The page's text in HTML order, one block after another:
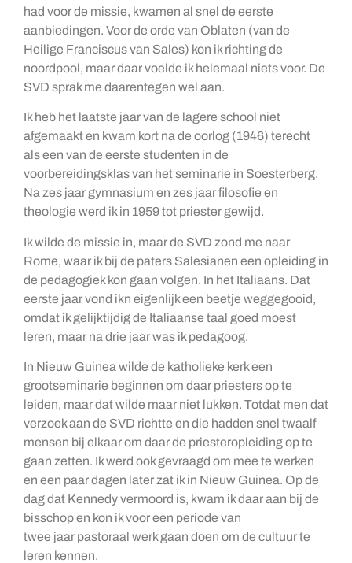
had voor de missie, kwamen al snel de eerste
aanbiedingen. Voor de orde van Oblaten (van de
Heilige Franciscus van Sales) kon ik richting de
noordpool, maar daar voelde ik helemaal niets voor. De
SVD sprak me daarentegen wel aan.
Ik heb het laatste jaar van de lagere school niet
afgemaakt en kwam kort na de oorlog (1946) terecht
als een van de eerste studenten in de
voorbereidingsklas van het seminarie in Soesterberg.
Na zes jaar gymnasium en zes jaar filosofie en
theologie werd ik in 1959 tot priester gewijd.
Ik wilde de missie in, maar de SVD zond me naar
Rome, waar ik bij de paters Salesianen een opleiding in
de pedagogiek kon gaan volgen. In het Italiaans. Dat
eerste jaar vond ikn eigenlijk een beetje weggegooid,
omdat ik gelijktijdig de Italiaanse taal goed moest
leren, maar na drie jaar was ik pedagoog.
In Nieuw Guinea wilde de katholieke kerk een
grootseminarie beginnen om daar priesters op te
leiden, maar dat wilde maar niet lukken. Totdat men dat
verzoek aan de SVD richtte en die hadden snel twaalf
mensen bij elkaar om daar de priesteropleiding op te
gaan zetten. Ik werd ook gevraagd om mee te werken
en een paar dagen later zat ik in Nieuw Guinea. Op de
dag dat Kennedy vermoord is, kwam ik daar aan bij de
bisschop en kon ik voor een periode van
twee jaar pastoraal werk gaan doen om de cultuur te
leren kennen.